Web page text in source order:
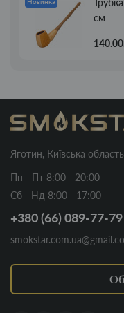
см
Яготин, Київська область
Пн - Пт 8:00 - 20:00
Сб - Нд 8:00 - 17:00
+380 (66) 089-77-79